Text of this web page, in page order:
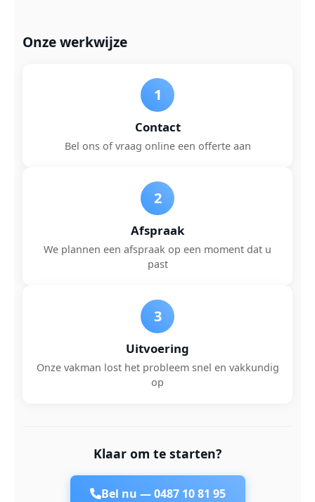
Onze werkwijze
1
Contact
Bel ons of vraag online een offerte aan
2
Afspraak
We plannen een afspraak op een moment dat u
past
3
Uitvoering
Onze vakman lost het probleem snel en vakkundig
op
Klaar om te starten?
Bel nu —0487 10 81 95